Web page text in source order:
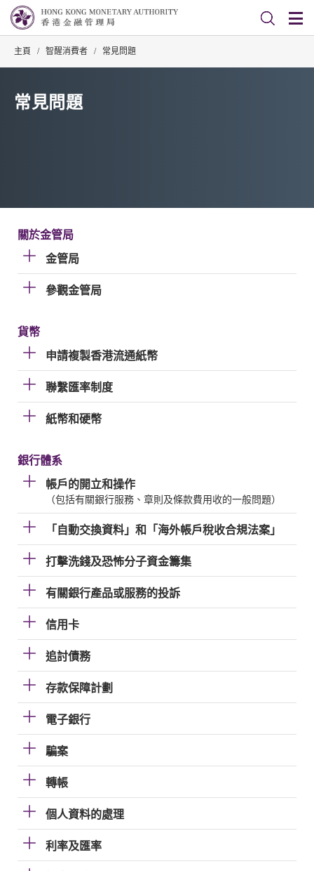
主頁 / 智醒消費者 / 常見問題
常見問題
關於金管局
金管局
參觀金管局
貨幣
申請複製香港流通紙幣
聯繫匯率制度
紙幣和硬幣
銀行體系
帳戶的開立和操作
（包括有關銀行服務、章則及條款費用收的一般問題）
「自動交換資料」和「海外帳戶稅收合規法案」
打擊洗錢及恐怖分子資金籌集
有關銀行產品或服務的投訴
信用卡
追討債務
存款保障計劃
電子銀行
騙案
轉帳
個人資料的處理
利率及匯率